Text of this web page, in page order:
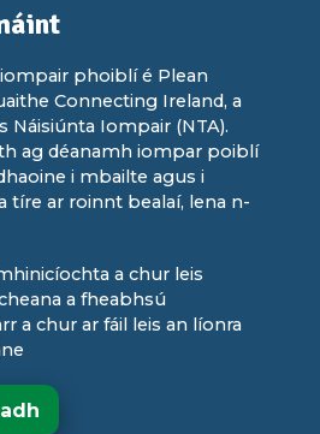
phoiblí é Plean
Connecting Ireland, a
Náisiúnta Iompair (NTA).
ag déanamh iompar poiblí
i mbailte agus i
tíre ar roinnt bealaí, lena n-
a chur leis
a fheabhsú
a chur ar fáil leis an líonra